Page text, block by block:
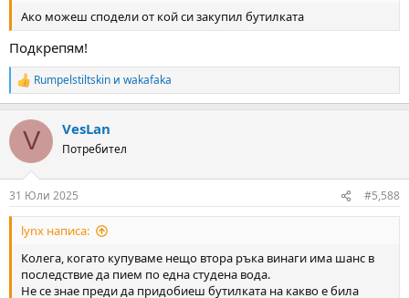
Ако можеш сподели от кой си закупил бутилката
Подкрепям!
R
e
c
i
s
:
Rumpelstiltskin и wakafaka
V VesLan
Потребител
31 Юли 2025 #5,588
lynx написа:
Колега, когато купуваме нещо втора ръка винаги има шанс в
последствие да пием по една студена вода.
Не се знае преди да придобиеш бутилката на какво е била